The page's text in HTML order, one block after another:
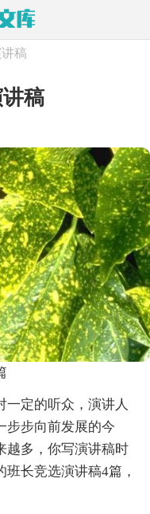
稿
稿
一定的听众，演讲人
步步向前发展的今
越多，你写演讲稿时
长竞选演讲稿4篇，